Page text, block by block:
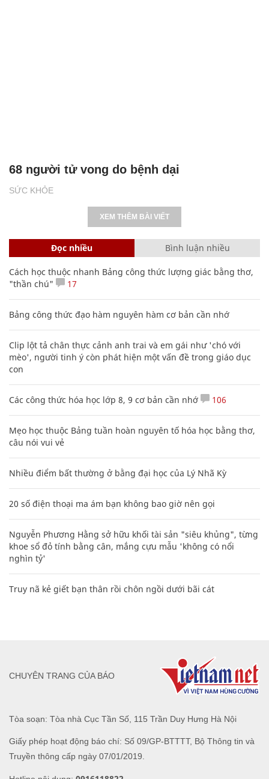
SỨC KHỎE
68 người tử vong do bệnh dại
XEM THÊM BÀI VIẾT
Đọc nhiều Bình luận nhiều
Cách học thuộc nhanh Bảng công thức lượng giác bằng thơ,
"thần chú"
17
Bảng công thức đạo hàm nguyên hàm cơ bản cần nhớ
Clip lột tả chân thực cảnh anh trai và em gái như 'chó với
mèo', người tinh ý còn phát hiện một vấn đề trong giáo dục
con
Các công thức hóa học lớp 8, 9 cơ bản cần nhớ 106
Mẹo học thuộc Bảng tuần hoàn nguyên tố hóa học bằng thơ,
câu nói vui vẻ
Nhiều điểm bất thường ở bằng đại học của Lý Nhã Kỳ
20 số điện thoại ma ám bạn không bao giờ nên gọi
Nguyễn Phương Hằng sở hữu khối tài sản "siêu khủng", từng
khoe sổ đỏ tính bằng cân, mắng cựu mẫu 'không có nổi
nghìn tỷ'
Truy nã kẻ giết bạn thân rồi chôn ngồi dưới bãi cát
Tòa soạn: Tòa nhà Cục Tần Số, 115 Trần Duy Hưng Hà Nội
Giấy phép hoạt động báo chí: Số 09/GP-BTTTT, Bộ Thông tin và
Truyền thông cấp ngày 07/01/2019.
CHUYÊN TRANG CỦA BÁO